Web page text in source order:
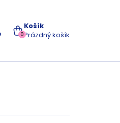
NÁKUPNÍ
Prázdný košík
0